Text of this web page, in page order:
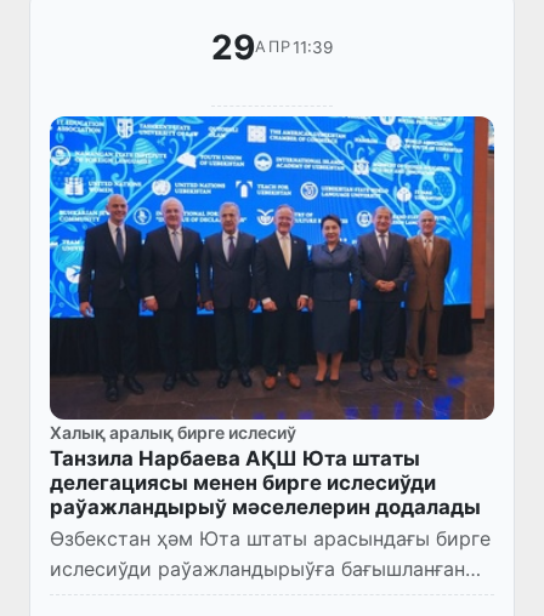
29АПР11:39
Халық аралық бирге ислесиў
Танзила Нарбаева АҚШ Юта штаты
делегациясы менен бирге ислесиўди
раўажландырыў мәселелерин додалады
Өзбекстан ҳәм Юта штаты арасындағы бирге
ислесиўди раўажландырыўға бағышланған
илаж шеңберинде Олий Мажлис Сенатының